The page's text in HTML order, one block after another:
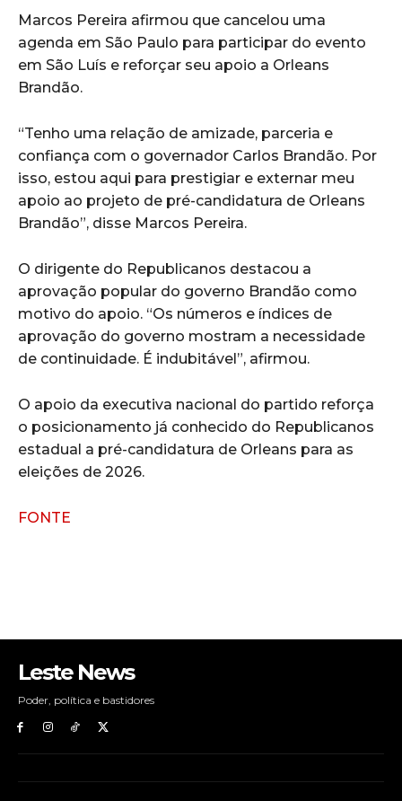
Marcos Pereira afirmou que cancelou uma
agenda em São Paulo para participar do evento
em São Luís e reforçar seu apoio a Orleans
Brandão.
“Tenho uma relação de amizade, parceria e
confiança com o governador Carlos Brandão. Por
isso, estou aqui para prestigiar e externar meu
apoio ao projeto de pré-candidatura de Orleans
Brandão”, disse Marcos Pereira.
O dirigente do Republicanos destacou a
aprovação popular do governo Brandão como
motivo do apoio. “Os números e índices de
aprovação do governo mostram a necessidade
de continuidade. É indubitável”, afirmou.
O apoio da executiva nacional do partido reforça
o posicionamento já conhecido do Republicanos
estadual a pré-candidatura de Orleans para as
eleições de 2026.
FONTE
Leste News
Poder, política e bastidores